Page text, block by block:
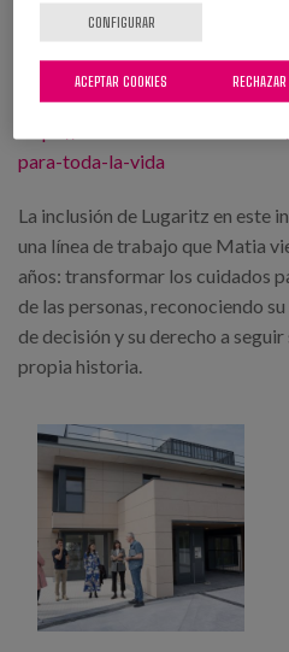
que hacen posible vivir con
Más información sobre el
para-toda-la-vida
La inclusión de Lugaritz en este
una línea de trabajo que Matia
años: transformar los cuidados
de las personas, reconociendo
de decisión y su derecho a
propia historia.
CONFIGURAR
ACEPTAR COOKIES